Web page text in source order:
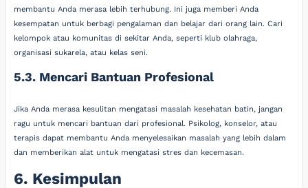
membantu Anda merasa lebih terhubung. Ini juga memberi Anda
kesempatan untuk berbagi pengalaman dan belajar dari orang lain. Cari
kelompok atau komunitas di sekitar Anda, seperti klub olahraga,
organisasi sukarela, atau kelas seni.
5.3. Mencari Bantuan Profesional
Jika Anda merasa kesulitan mengatasi masalah kesehatan batin, jangan
ragu untuk mencari bantuan dari profesional. Psikolog, konselor, atau
terapis dapat membantu Anda menyelesaikan masalah yang lebih dalam
dan memberikan alat untuk mengatasi stres dan kecemasan.
6. Kesimpulan